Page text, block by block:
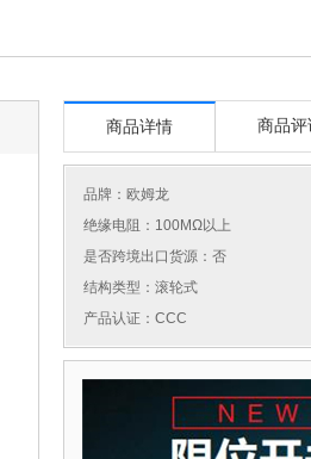
商品详情 商品评
品牌： 欧姆龙
绝缘电阻：100MΩ以上
是否跨境出口货源：否
结构类型：滚轮式
产品认证：CCC